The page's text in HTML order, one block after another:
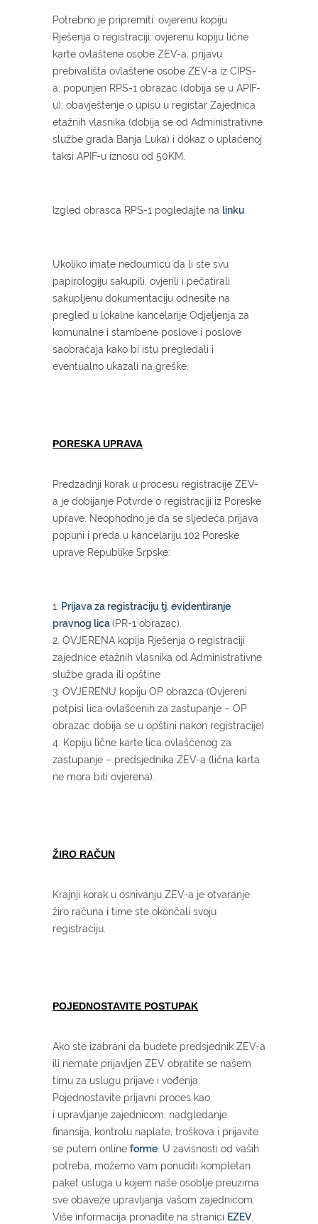
Potrebno je pripremiti: ovjerenu kopiju
Rješenja o registraciji; ovjerenu kopiju lične
karte ovlaštene osobe ZEV-a, prijavu
prebivališta ovlaštene osobe ZEV-a iz CIPS-
a; popunjen RPS-1 obrazac (dobija se u APIF-
u); obavještenje o upisu u registar Zajednica
etažnih vlasnika (dobija se od Administrativne
službe grada Banja Luka) i dokaz o uplaćenoj
taksi APIF-u iznosu od 50KM.
Izgled obrasca RPS-1 pogledajte na linku
Ukoliko imate nedoumicu da li ste svu
papirologiju sakupili, ovjerili i pečatirali
sakupljenu dokumentaciju odnesite na
pregled u lokalne kancelarije Odjeljenja za
komunalne i stambene poslove i poslove
saobraćaja kako bi istu pregledali i
eventualno ukazali na greške.
PORESKA UPRAVA
Predzadnji korak u procesu registracije ZEV-
a je dobijanje Potvrde o registraciji iz Poreske
uprave. Neophodno je da se sljedeća prijava
popuni i preda u kancelariju 102 Poreske
uprave Republike Srpske:
1.
Prijava za registraciju tj. evidentiranje
pravnog lica(PR-1 obrazac).
2. OVJERENA kopija Rješenja o registraciji
zajednice etažnih vlasnika od Administrativne
službe grada ili opštine
3. OVJERENU kopiju OP obrazca (Ovjereni
potpisi lica ovlašćenih za zastupanje – OP
obrazac dobija se u opštini nakon registracije)
4. Kopiju lične karte lica ovlašćenog za
zastupanje – predsjednika ZEV-a (lična karta
ne mora biti ovjerena).
ŽIRO RAČUN
Krajnji korak u osnivanju ZEV-a je otvaranje
žiro računa i time ste okončali svoju
registraciju.
POJEDNOSTAVITE POSTUPAK
Ako ste izabrani da budete predsjednik ZEV-a
ili nemate prijavljen ZEV obratite se našem
timu za uslugu prijave i vođenja.
Pojednostavite prijavni proces kao
i upravljanje zajednicom, nadgledanje
finansija, kontrolu naplate, troškova i prijavite
se putem online forme . U zavisnosti od vaših
potreba, možemo vam ponuditi kompletan
paket usluga u kojem naše osoblje preuzima
sve obaveze upravljanja vašom zajednicom.
Više informacija pronađite na stranici EZEV.